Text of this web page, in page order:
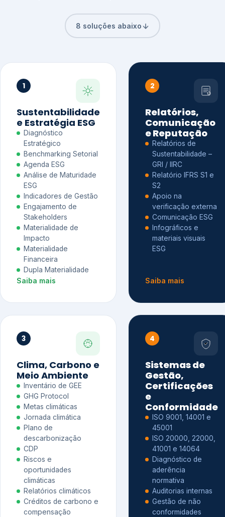
8 soluções abaixo
1
Sustentabilidade
e Estratégia ESG
Diagnóstico
Estratégico
Benchmarking Setorial
Agenda ESG
Análise de Maturidade
ESG
Indicadores de Gestão
Engajamento de
Stakeholders
Materialidade de
Impacto
Materialidade
Financeira
Dupla Materialidade
Saiba mais
2
Relatórios,
Comunicação
e Reputação
Relatórios de
Sustentabilidade –
GRI / IIRC
Relatório IFRS S1 e
S2
Apoio na
verificação externa
Comunicação ESG
Infográficos e
materiais visuais
ESG
Saiba mais
3
Clima, Carbono e
Meio Ambiente
Inventário de GEE
GHG Protocol
Metas climáticas
Jornada climática
Plano de
descarbonização
CDP
Riscos e
oportunidades
climáticas
Relatórios climáticos
Créditos de carbono e
compensação
4
Sistemas de
Gestão,
Certificações
e
Conformidade
ISO 9001, 14001 e
45001
ISO 20000, 22000,
41001 e 14064
Diagnóstico de
aderência
normativa
Auditorias internas
Gestão de não
conformidades